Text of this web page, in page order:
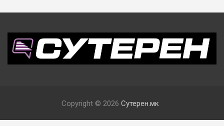
Copyright © 2026 Сутерен.мк